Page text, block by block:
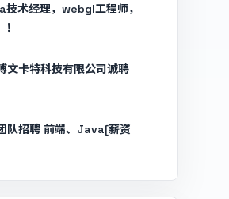
术经理，webgl工程师，
文卡特科技有限公司诚聘
队招聘 前端、Java[薪资